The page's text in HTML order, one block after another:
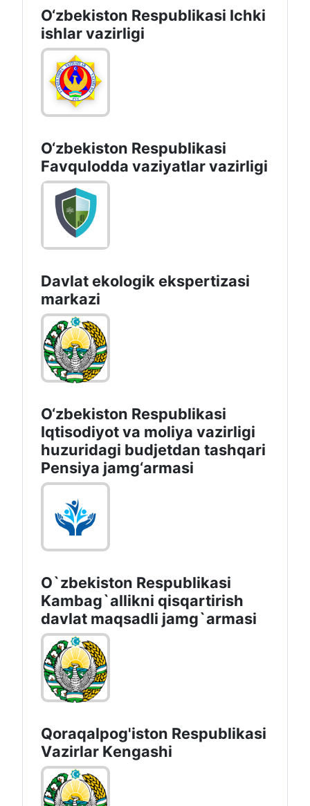
O‘zbеkiston Rеspublikаsi Ichki
ishlаr vаzirligi
O‘zbеkistоn Rеspublikаsi
Favqulodda vaziyatlar vazirligi
Davlat ekologik ekspertizasi
markazi
O‘zbekiston Respublikasi
Iqtisodiyot va moliya vazirligi
huzuridagi budjetdan tashqari
Pensiya jamg‘armasi
O`zbekiston Respublikasi
Kambag`allikni qisqartirish
davlat maqsadli jamg`armasi
Qoraqalpog'iston Rеspublikаsi
Vаzirlаr Kеngаshi